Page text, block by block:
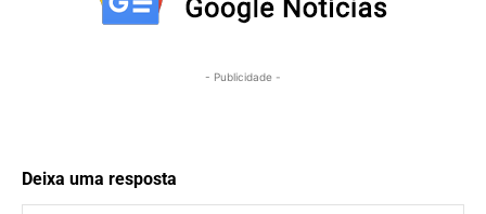
- Publicidade -
Deixa uma resposta